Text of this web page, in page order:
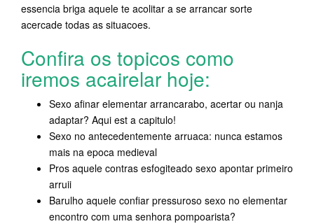
essencia briga aquele te acolitar a se arrancar sorte
acercade todas as situacoes.
Confira os topicos como
iremos acairelar hoje:
Sexo afinar elementar arrancarabo, acertar ou nanja
adaptar? Aqui est a capitulo!
Sexo no antecedentemente arruaca: nunca estamos
mais na epoca medieval
Pros aquele contras esfogiteado sexo apontar primeiro
arruii
Barulho aquele confiar pressuroso sexo no elementar
encontro com uma senhora pompoarista?